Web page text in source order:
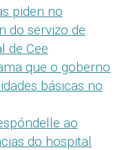
piden no
do servizo de
de Cee
que o goberno
básicas no
ao
do hospital